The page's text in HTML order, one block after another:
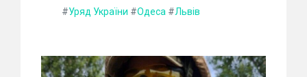
#Уряд України #Одеса #Львів